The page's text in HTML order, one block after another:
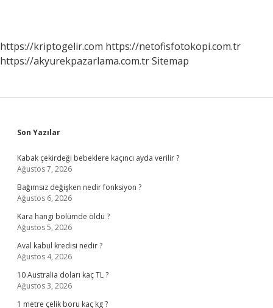
https://kriptogelir.com https://netofisfotokopi.com.tr
https://akyurekpazarlama.com.trSitemap
Sidebar
Son Yazılar
Kabak çekirdeği bebeklere kaçıncı ayda verilir ?
Ağustos 7, 2026
Bağımsız değişken nedir fonksiyon ?
Ağustos 6, 2026
Kara hangi bölümde öldü ?
Ağustos 5, 2026
Aval kabul kredisi nedir ?
Ağustos 4, 2026
10 Australia doları kaç TL ?
Ağustos 3, 2026
1 metre çelik boru kaç kg ?